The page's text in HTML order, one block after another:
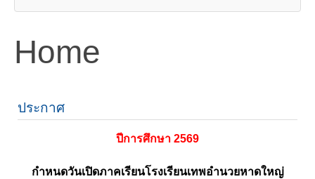
Home
ประกาศ
ปีการศึกษา 2569
กำหนดวันเปิดภาคเรียนโรงเรียนเทพอำนวยหาดใหญ่